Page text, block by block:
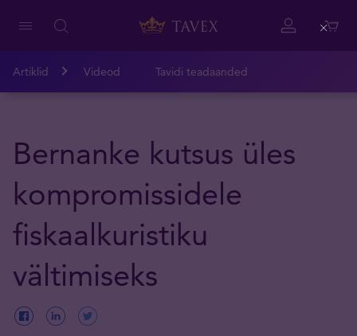
Artiklid Videod Tavidi teadaanded
Bernanke kutsus üles
kompromissidele
fiskaalkuristiku
vältimiseks
Close